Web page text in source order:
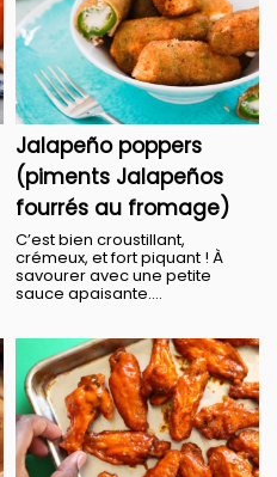
Jalapeño poppers
(piments Jalapeños
fourrés au fromage)
C’est bien croustillant,
crémeux, et fort piquant ! À
savourer avec une petite
sauce apaisante....